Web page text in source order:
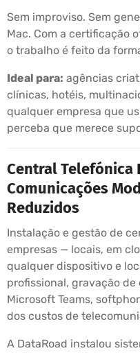
Sem improviso. Sem
Mac. Com a certificação
o trabalho é feito da
Ideal para: agências
clínicas, hotéis,
qualquer empresa que
perceba que merece
Central Telefónica
Comunicações
Reduzidos
Instalação e gestão de
empresas — locais, em
qualquer dispositivo e
profissional, gravação
Microsoft Teams,
dos custos de
A DataRoad instalou